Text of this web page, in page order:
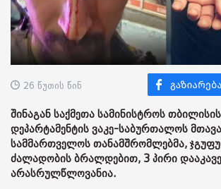
26 წუთის წინ
შინაგან საქმეთა სამინისტროს
დეპარტამენტის ვაკე-საბურთალოს
სამმართველოს თანამშრომლებმა,
ძალადობის ბრალდებით, 3 პირი
არასრულწლოვანია.